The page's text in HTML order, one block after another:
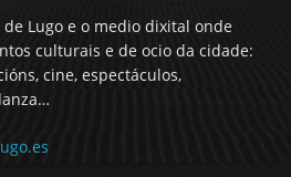
Lugo e o medio dixital onde
culturais e de ocio da cidade:
cine, espectáculos,